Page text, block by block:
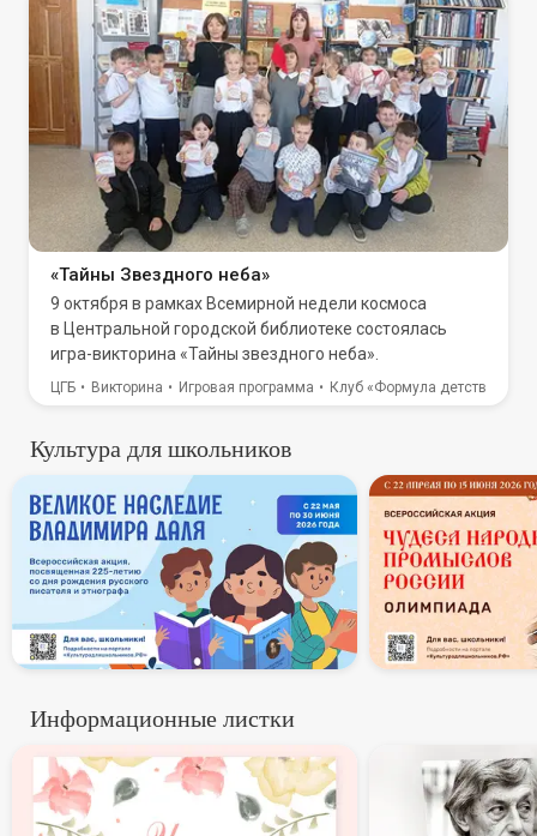
«Тайны Звездного неба»
9 октября в рамках Всемирной недели космоса
в Центральной городской библиотеке состоялась
игра-викторина «Тайны звездного неба».
ЦГБ Викторина Игровая программа Клуб «Формула детства»
Культура для школьников
В России стартует
Информационные листки